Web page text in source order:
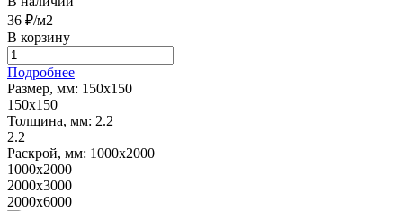
36 ₽/м2
В корзину
Подробнее
Размер, мм: 150х150
150х150
Толщина, мм: 2.2
2.2
Раскрой, мм: 1000х2000
1000х2000
2000х3000
2000х6000